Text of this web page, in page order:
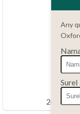
24 jam
Any
Surel
Français
Español
Português
Türkçe
Tiếng Việt